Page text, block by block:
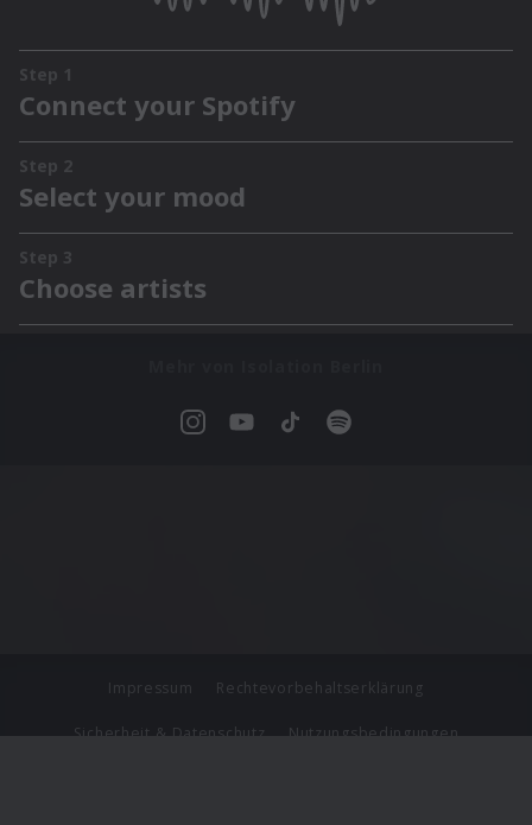
Impressum Rechtevorbehaltserklärung
Sicherheit & Datenschutz Nutzungsbedingungen